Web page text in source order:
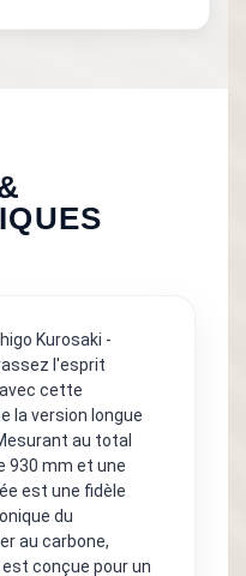
Kurosaki -
l'esprit
cette
la version longue
au total
930 mm et une
est une fidèle
du
au carbone,
conçue pour un